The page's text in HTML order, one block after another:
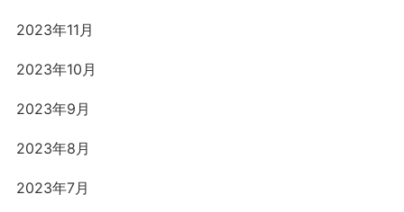
2023年11月
2023年10月
2023年9月
2023年8月
2023年7月